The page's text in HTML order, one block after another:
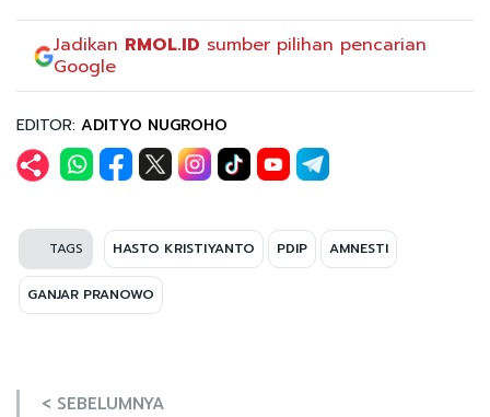
Jadikan RMOL.ID sumber pilihan pencarian
Google
EDITOR: ADITYO NUGROHO
TAGS HASTO KRISTIYANTO PDIP AMNESTI
GANJAR PRANOWO
< SEBELUMNYA